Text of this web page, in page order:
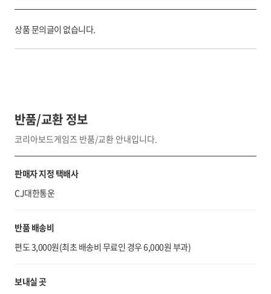
상품 문의글이 없습니다.
반품/교환 정보
코리아보드게임즈 반품/교환 안내입니다.
판매자 지정 택배사
CJ대한통운
반품 배송비
편도 3,000원(최초 배송비 무료인 경우 6,000원 부과)
보내실 곳